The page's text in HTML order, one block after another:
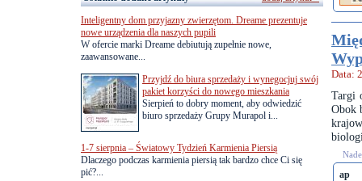
Data:
Targi
Obok
ap
Inteligentny dom przyjazny zwierzętom. Dreame prezentuje
nowe urządzenia dla naszych pupili
W ofercie marki Dreame debiutują zupełnie nowe,
zaawansowane...
Przyjdź do biura sprzedaży i wynegocjuj swój
pakiet korzyści do nowego mieszkania
Sierpień to dobry moment, aby odwiedzić
biuro sprzedaży Grupy Murapol i...
1-7 sierpnia – Światowy Tydzień Karmienia Piersią
Dlaczego podczas karmienia piersią tak bardzo chce Ci się
pić?...